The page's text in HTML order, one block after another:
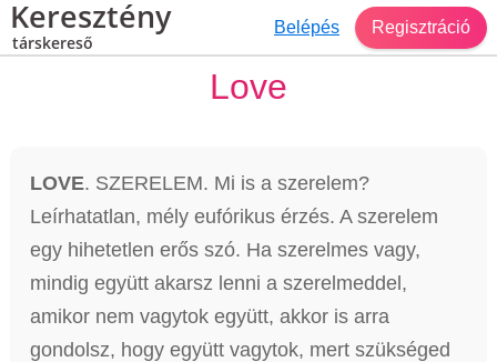
Keresztény
társkereső
Belépés Regisztráció
Love
LOVE. SZERELEM. Mi is a szerelem?
Leírhatatlan, mély eufórikus érzés. A szerelem
egy hihetetlen erős szó. Ha szerelmes vagy,
mindig együtt akarsz lenni a szerelmeddel,
amikor nem vagytok együtt, akkor is arra
gondolsz, hogy együtt vagytok, mert szükséged